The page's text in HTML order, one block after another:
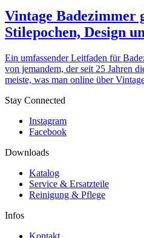
Vintage Badezimmer
Stilepochen, Design
Ein umfassender Leitfaden für
von jemandem, der seit 25 Jahren
meiste, was man online über
Stay Connected
Instagram
Facebook
Downloads
Katalog
Service & Ersatzteile
Reinigung & Pflege
Infos
Kontakt